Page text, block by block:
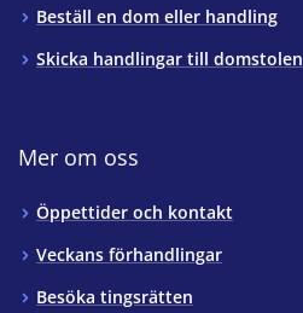
Beställ en dom eller handling
Skicka handlingar till domstolen
Mer om oss
Öppettider och kontakt
Veckans förhandlingar
Besöka tingsrätten